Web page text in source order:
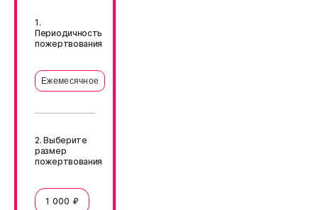
1.
Периодичность
пожертвования
Ежемесячное
2. Выберите
размер
пожертвования
1 000 ₽